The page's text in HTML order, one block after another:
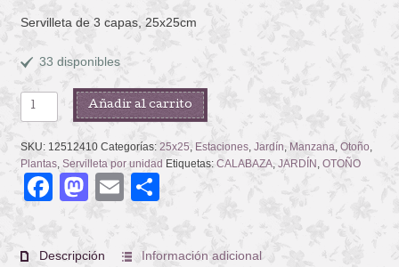
Servilleta de 3 capas, 25x25cm
33 disponibles
AUTUMN
GARDENING
cantidad
Añadir al carrito
SKU: 12512410 Categorías: 25x25 Estaciones, Jardín Manzana Otoño
Plantas, Servilleta por unidad Etiquetas: CALABAZA, JARDÍN OTOÑO
Facebook
Mastodon
Email
Descripción
Información adicional